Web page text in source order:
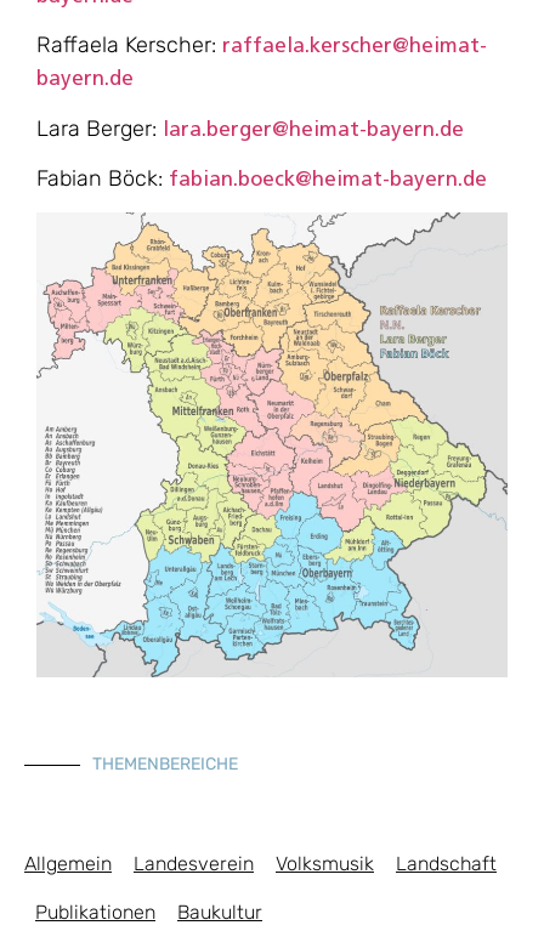
Raffaela Kerscher: raffaela.kerscher@heimat-
bayern.de
Lara Berger: lara.berger@heimat-bayern.de
Fabian Böck: fabian.boeck@heimat-bayern.de
THEMENBEREICHE
Allgemein Landesverein Volksmusik Landschaft
Publikationen Baukultur